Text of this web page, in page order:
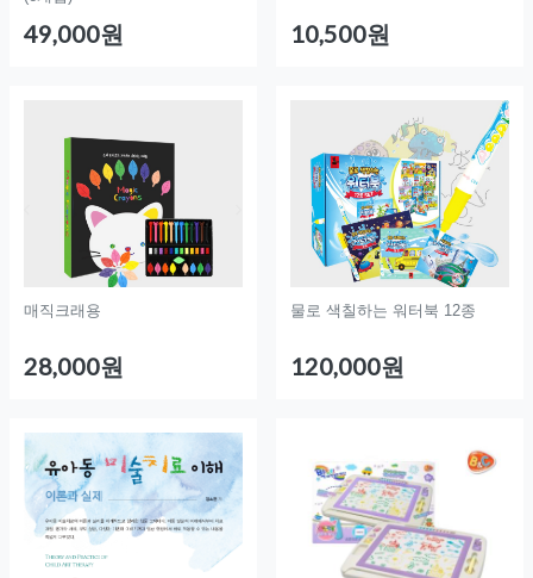
49,000원 10,500원
매직크래용
28,000원
물로 색칠하는 워터북 12종
120,000원